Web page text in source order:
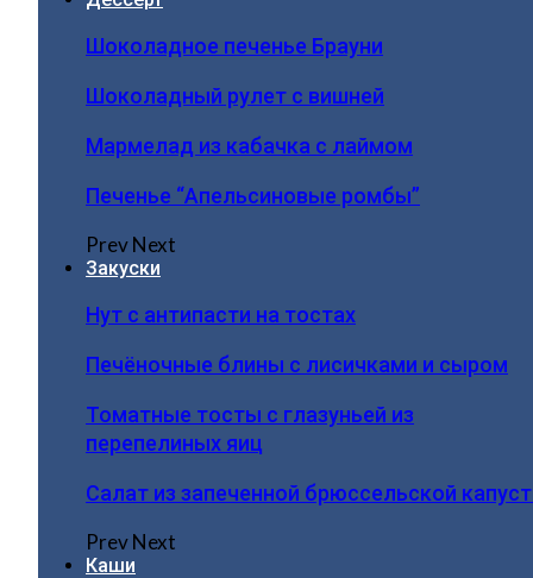
Шоколадное печенье Брауни
Шоколадный рулет с вишней
Мармелад из кабачка с лаймом
Печенье “Апельсиновые ромбы”
PrevNext
Закуски
Нут с антипасти на тостах
Печёночные блины с лисичками и сыром
Томатные тосты с глазуньей из
перепелиных яиц
Салат из запеченной брюссельской
PrevNext
Каши